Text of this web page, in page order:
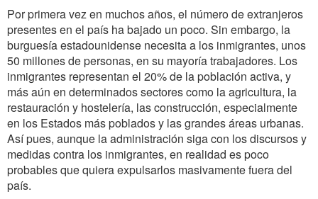
Por primera vez en muchos años, el número de extranjeros
presentes en el país ha bajado un poco. Sin embargo, la
burguesía estadounidense necesita a los inmigrantes, unos
50 millones de personas, en su mayoría trabajadores. Los
inmigrantes representan el 20% de la población activa, y
más aún en determinados sectores como la agricultura, la
restauración y hostelería, las construcción, especialmente
en los Estados más poblados y las grandes áreas urbanas.
Así pues, aunque la administración siga con los discursos y
medidas contra los inmigrantes, en realidad es poco
probables que quiera expulsarlos masivamente fuera del
país.